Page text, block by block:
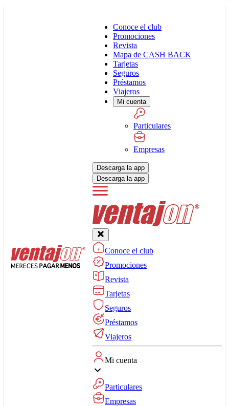
Conoce el club
Promociones
Revista
Mapa de CASH BACK
Tarjetas
Seguros
Préstamos
Viajeros
Mi cuenta
Particulares
Empresas
Descarga la app
Descarga la app
Conoce el club
Promociones
Revista
Tarjetas
Seguros
Préstamos
Viajeros
Mi cuenta
Particulares
Empresas